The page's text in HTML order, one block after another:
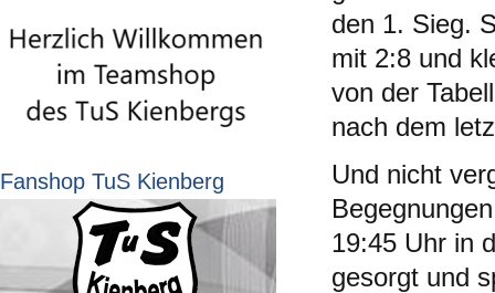
Fanshop TuS Kienberg
den 1. Sieg.
mit 2:8 und
von der
nach dem
Und nicht
19:45 Uhr in
gesorgt und